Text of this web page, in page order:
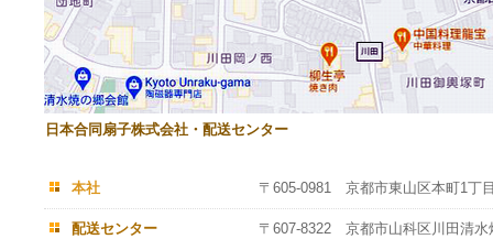
日本合同扇子株式会社・配送センター
本社 〒605-0981 京都市東山区本町1丁
配送センター 〒607-8322 京都市山科区川田清水